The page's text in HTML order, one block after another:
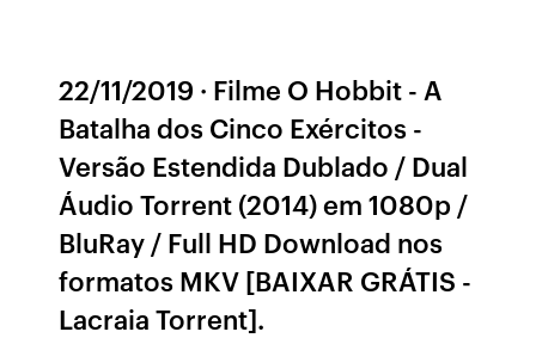
22/11/2019 · Filme O Hobbit - A
Batalha dos Cinco Exércitos -
Versão Estendida Dublado / Dual
Áudio Torrent (2014) em 1080p /
BluRay / Full HD Download nos
formatos MKV [BAIXAR GRÁTIS -
Lacraia Torrent].